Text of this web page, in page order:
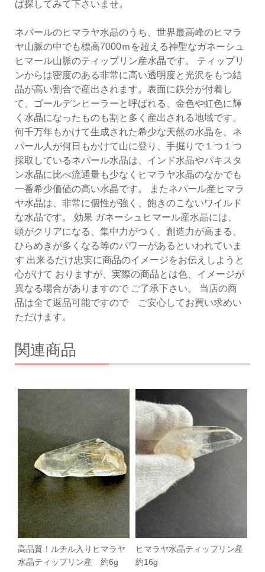
ば探してみて下さいませ。
ネパールのヒマラヤ水晶のうち、世界最高峰のヒマラ
ヤ山脈の中でも標高7000ｍを超える神聖なガネーシュ
ヒマール山脈のティップリン産水晶です。 ティップリ
ンからは密度のある非常に高い透明度と光沢をもつ結
晶が高い割合で産出されます。表面に鉄分が付着し
て、ゴールデンヒーラーと呼ばれる、金色や虹色に輝
く水晶になったものも割と多く産出される地域です。
何千万年もかけて生成された希少な天然の水晶を、ネ
パール人が何日もかけて山に登り、手掘りで１つ１つ
採取しているネパール水晶は、インド水晶やパキスタ
ン水晶に比べ流通量も少なくヒマラヤ水晶のなかでも
一番希少価値の高い水晶です。 またネパール産ヒマラ
ヤ水晶は、非常に個性が強く、飽きのこないワイルド
な水晶です。 効果 ガネーシュヒマール産水晶には、
頭がクリアになる、集中力がつく、創造力が高まる、
ひらめきが多くなる等のパワーがあるといわれていま
す 出来るだけ忠実に商品のイメージをお伝えしようと
心がけて おりますが、実際の商品とは色、イメージが
異なる場合がありますので ご了承下さい。 当店の商
品は全て返品可能ですので ご安心してお買い求めい
ただけます。
関連商品
高品質！ルチル入りヒマラヤ
水晶ティップリン産 約6g
ヒマラヤ水晶ティップリン産
約16g